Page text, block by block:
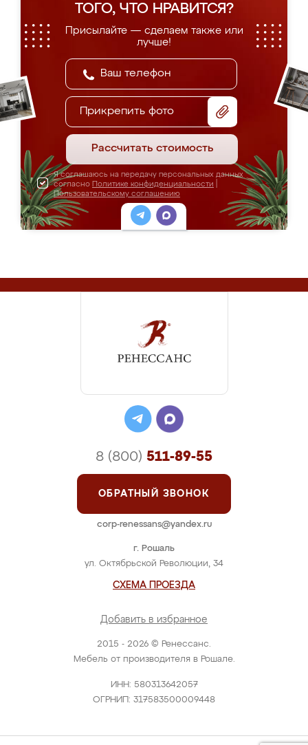
ТОГО, ЧТО НРАВИТСЯ?
Присылайте — сделаем также или
лучше!
Прикрепить фото
Рассчитать стоимость
Я соглашаюсь на передачу персональных данных
согласно Политике конфиденциальности
Пользовательскому соглашению
2015 - 2026 © Ренессанс.
Мебель от производителя в Рошале.
ИНН: 580313642057
ОГРНИП: 317583500009448
г. Рошаль
ул. Октябрьской Революции, 34
СХЕМА ПРОЕЗДА
Добавить в избранное
8 (800) 511-89-55
ОБРАТНЫЙ ЗВОНОК
corp-renessans@yandex.ru